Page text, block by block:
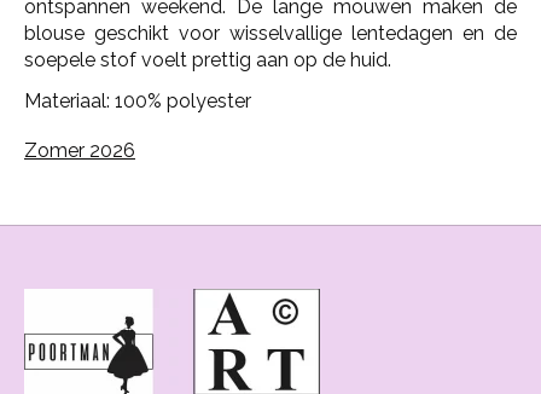
ontspannen weekend. De lange mouwen maken de
blouse geschikt voor wisselvallige lentedagen en de
soepele stof voelt prettig aan op de huid.
Materiaal: 100% polyester
Zomer 2026